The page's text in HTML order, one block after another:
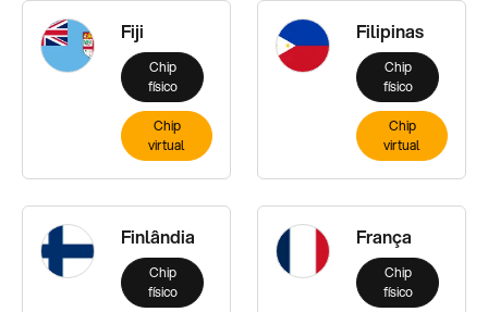
Fiji
Chip
físico
Chip
virtual
Filipinas
Chip
físico
Chip
virtual
Finlândia
Chip
físico
França
Chip
físico